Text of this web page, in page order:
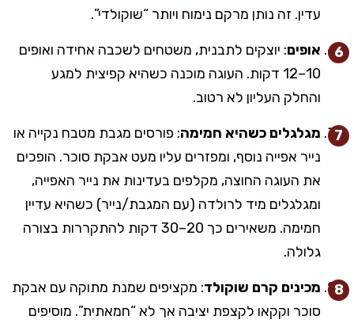
עדין. זה נותן מרקם נימוח ויותר “שוקולדי”.
אופים: יוצקים לתבנית, משטחים לשכבה אחידה ואופים
10–12 דקות. העוגה מוכנה כשהיא קפיצית למגע
והחלק העליון לא רטוב.
מגלגלים כשהיא חמימה: פורסים מגבת מטבח נקייה או
נייר אפייה נוסף, ומפזרים עליו מעט אבקת סוכר. הופכים
את העוגה החוצה, מקלפים בעדינות את נייר האפייה,
ומגלגלים מיד לרולדה (עם המגבת/נייר) כשהיא עדיין
חמימה. משאירים כך 20–30 דקות להתקררות בצורה
גלולה.
מכינים קרם שוקולד: מקציפים שמנת מתוקה עם אבקת
סוכר וקקאו לקצפת יציבה אך לא “חמאתית”. מוסיפים